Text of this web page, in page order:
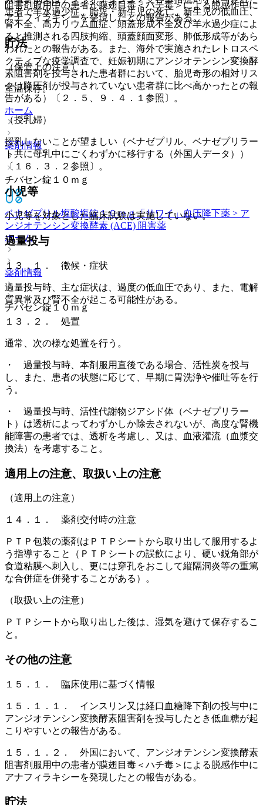
阻害剤服用中の患者が膜翅目毒＜ハチ毒＞による脱感作中に
アナフィラキシーを発現したとの報告がある。
貯法
（保管上の注意）
室温保存。
ホーム
薬剤情報
チバセン錠１０ｍｇ
ベナゼプリル塩酸塩錠１０ｍｇ「サワイ」血圧降下薬 > ア
ンジオテンシン変換酵素 (ACE) 阻害薬
ホーム
薬剤情報
チバセン錠１０ｍｇ
患者で羊水過少症、胎児・新生児の死亡、新生児の低血圧、
腎不全、高カリウム血症、頭蓋形成不全及び羊水過少症によ
ると推測される四肢拘縮、頭蓋顔面変形、肺低形成等があら
われたとの報告がある。また、海外で実施されたレトロスペ
クティブな疫学調査で、妊娠初期にアンジオテンシン変換酵
素阻害剤を投与された患者群において、胎児奇形の相対リス
クは降圧剤が投与されていない患者群に比べ高かったとの報
告がある）〔２．５、９．４．１参照〕。
（授乳婦）
授乳しないことが望ましい（ベナゼプリル、ベナゼプリラー
ト共に母乳中にごくわずかに移行する（外国人データ））
〔１６．３．２参照〕。
小児等
小児等を対象とした臨床試験は実施していない。
過量投与
１３．１． 徴候・症状
過量投与時、主な症状は、過度の低血圧であり、また、電解
質異常及び腎不全が起こる可能性がある。
１３．２． 処置
通常、次の様な処置を行う。
・ 過量投与時、本剤服用直後である場合、活性炭を投与
し、また、患者の状態に応じて、早期に胃洗浄や催吐等を行
う。
・ 過量投与時、活性代謝物ジアシド体（ベナゼプリラー
ト）は透析によってわずかしか除去されないが、高度な腎機
能障害の患者では、透析を考慮し、又は、血液灌流（血漿交
換法）を考慮すること。
適用上の注意、取扱い上の注意
（適用上の注意）
１４．１． 薬剤交付時の注意
ＰＴＰ包装の薬剤はＰＴＰシートから取り出して服用するよ
う指導すること（ＰＴＰシートの誤飲により、硬い鋭角部が
食道粘膜へ刺入し、更には穿孔をおこして縦隔洞炎等の重篤
な合併症を併発することがある）。
（取扱い上の注意）
ＰＴＰシートから取り出した後は、湿気を避けて保存するこ
と。
その他の注意
１５．１． 臨床使用に基づく情報
１５．１．１． インスリン又は経口血糖降下剤の投与中に
アンジオテンシン変換酵素阻害剤を投与したとき低血糖が起
こりやすいとの報告がある。
１５．１．２． 外国において、アンジオテンシン変換酵素
阻害剤服用中の患者が膜翅目毒＜ハチ毒＞による脱感作中に
アナフィラキシーを発現したとの報告がある。
貯法